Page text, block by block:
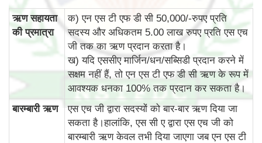
ऋण सहायता
की प्रमात्रा
क) एन एस टी एफ डी सी 50,000/-रुपए प्रति
सदस्य और अधिकतम 5.00 लाख रुपए प्रति एस एच
जी तक का ऋण प्रदान करता है।
ख) यदि एससीए मार्जिन/धन/सब्सिडी प्रदान करने में
सक्षम नहीं हैं, तो एन एस टी एफ डी सी ऋण के रूप में
आवश्यक धनका 100% तक प्रदान कर सकता है।
बारम्‍बारी ऋण
एस एच जी द्वारा सदस्यों को बार-बार ऋण दिया जा
सकता है।हालांकि, एस सी ए द्वारा एस एच जी को
बारम्‍बारी ऋण केवल तभी दिया जाएगा जब एन एस टी